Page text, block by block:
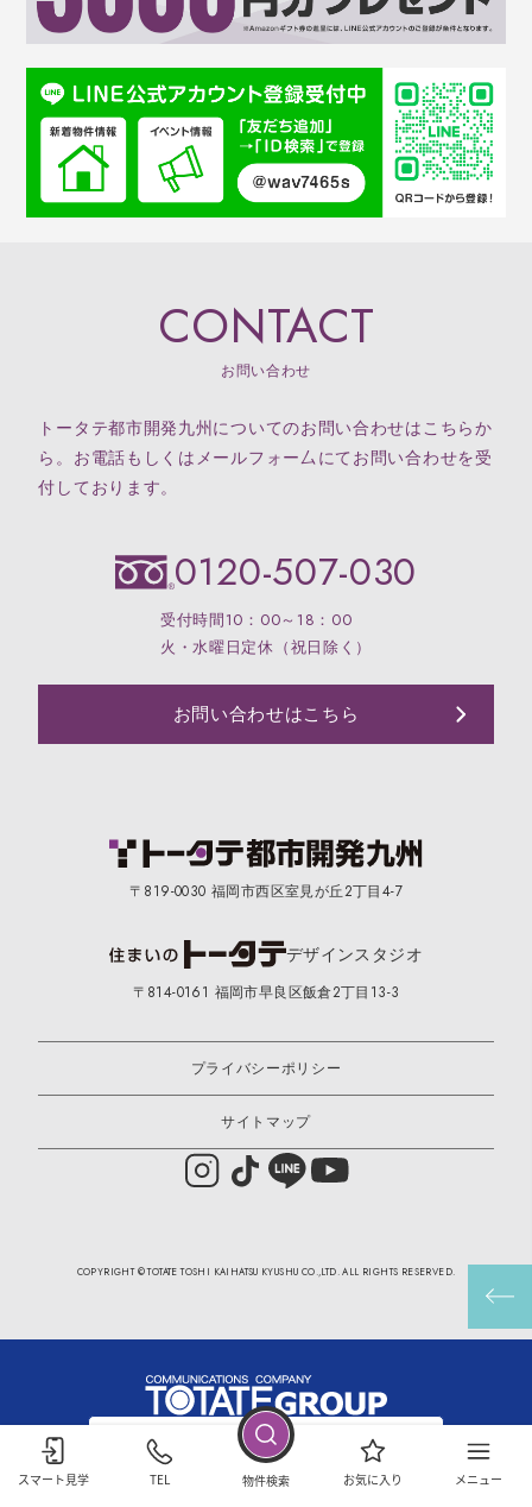
スマート見学 TEL 物件検索 お気に入り メニュー
CONTACT
お問い合わせ
トータテ都市開発九州についてのお問い合わせはこちらか
ら。お電話もしくはメールフォー厶にてお問い合わせを受
付しております。
0120-507-030
受付時間10：00～18：00
火・水曜日定休（祝日除く）
お問い合わせはこちら
〒819-0030 福岡市西区室見が丘2丁目4-7
デザインスタジオ
〒814-0161 福岡市早良区飯倉2丁目13-3
プライバシーポリシー
サイトマップ
COPYRIGHT © TOTATE TOSHI KAIHATSU KYUSHU CO.,LTD. ALL RIGHTS RESERVED.
採用情報
© 2020 TOTATE GROUP